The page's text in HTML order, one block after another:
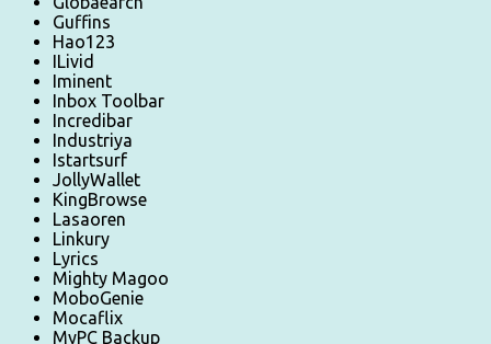
Guffins
Hao123
ILivid
Iminent
Inbox Toolbar
Incredibar
Industriya
Istartsurf
JollyWallet
KingBrowse
Lasaoren
Linkury
Lyrics
Mighty Magoo
MoboGenie
Mocaflix
MyPC Backup